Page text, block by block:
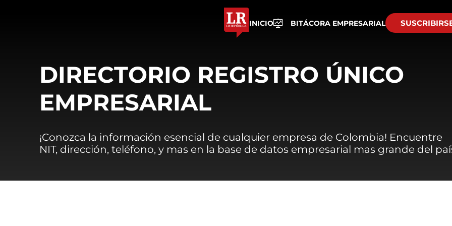
INICIO BITÁCORA EMPRESARIAL
DIRECTORIO REGISTRO ÚNICO
EMPRESARIAL
¡Conozca la información esencial de cualquier empresa de Colombia! Encuentre
NIT, dirección, teléfono, y mas en la base de datos empresarial mas grande del